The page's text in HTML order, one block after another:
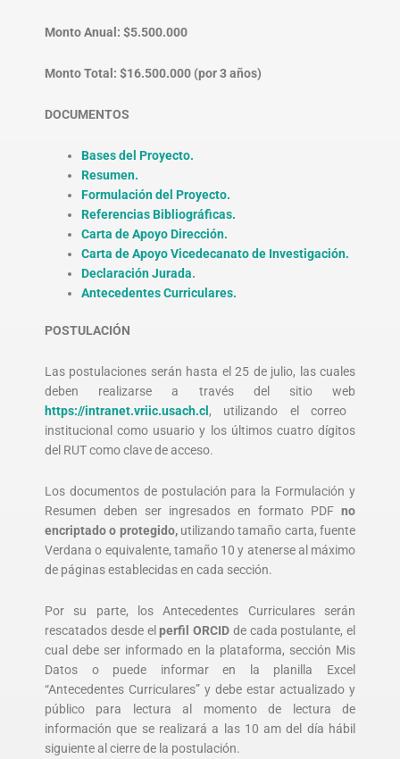
Monto Anual: $5.500.000
Monto Total: $16.500.000 (por 3 años)
DOCUMENTOS
Bases del Proyecto.
Resumen.
Formulación del Proyecto.
Referencias Bibliográficas.
Carta de Apoyo Dirección.
Carta de Apoyo Vicedecanato de Investigación.
Declaración Jurada.
Antecedentes Curriculares.
POSTULACIÓN
Las postulaciones serán hasta el 25 de julio, las cuales
deben realizarse a través del sitio web
https://intranet.vriic.usach.cl , utilizando el correo
institucional como usuario y los últimos cuatro dígitos
del RUT como clave de acceso.
Los documentos de postulación para la Formulación y
Resumen deben ser ingresados en formato PDF no
encriptado o protegido,utilizando tamaño carta, fuente
Verdana o equivalente, tamaño 10 y atenerse al máximo
de páginas establecidas en cada sección.
Por su parte, los Antecedentes Curriculares serán
rescatados desde elperfil ORCID de cada postulante, el
cual debe ser informado en la plataforma, sección Mis
Datos o puede informar en la planilla Excel
“Antecedentes Curriculares” y debe estar actualizado y
público para lectura al momento de lectura de
información que se realizará a las 10 am del día hábil
siguiente al cierre de la postulación.